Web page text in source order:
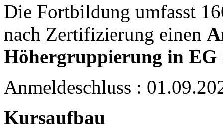
Die Fortbildung umfasst
nach Zertifizierung einen
Höhergruppierung in EG
Anmeldeschluss :
Kursaufbau